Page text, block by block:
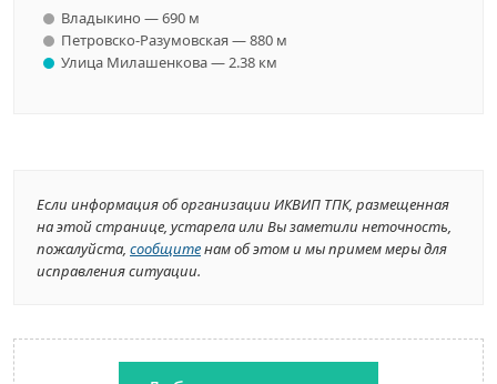
Владыкино — 690 м
Петровско-Разумовская — 880 м
Улица Милашенкова — 2.38 км
Если информация об организации ИКВИП ТПК, размещенная
на этой странице, устарела или Вы заметили неточность,
пожалуйста, сообщитенам об этом и мы примем меры для
исправления ситуации.